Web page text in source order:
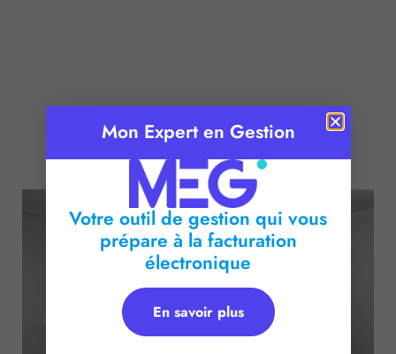
Temps de lecture : 2 minutes
Mon Expert en Gestion
Votre outil de gestion qui vous
prépare à la facturation
électronique
En savoir plus